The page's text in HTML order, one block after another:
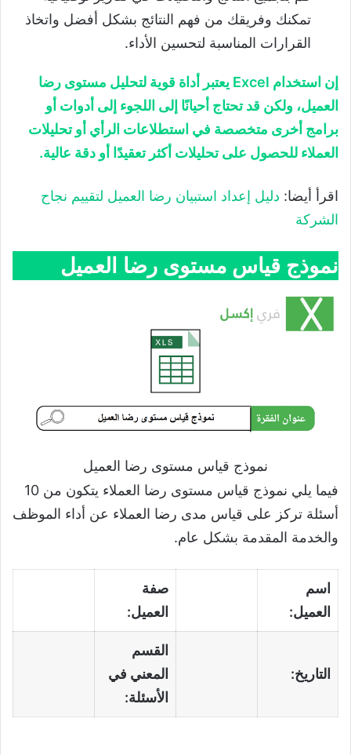
تمكنك وفريقك من فهم النتائج بشكل أفضل واتخاذ
القرارات المناسبة لتحسين الأداء.
إن استخدام Excel يعتبر أداة قوية لتحليل مستوى رضا
العميل، ولكن قد تحتاج أحيانًا إلى اللجوء إلى أدوات أو
برامج أخرى متخصصة في استطلاعات الرأي أو تحليلات
العملاء للحصول على تحليلات أكثر تعقيدًا أو دقة عالية.
اقرأ أيضا: دليل إعداد استبيان رضا العميل لتقييم نجاح
الشركة
نموذج قياس مستوى رضا العميل
نموذج قياس مستوى رضا العميل
فيما يلي نموذج قياس مستوى رضا العملاء يتكون من 10
أسئلة تركز على قياس مدى رضا العملاء عن أداء الموظف
والخدمة المقدمة بشكل عام.
اسم
العميل:
صفة
العميل:
التاريخ:
القسم
المعني في
الأسئلة: